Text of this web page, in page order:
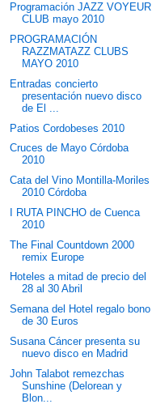
Programación JAZZ VOYEUR
CLUB mayo 2010
PROGRAMACIÓN
RAZZMATAZZ CLUBS
MAYO 2010
Entradas concierto
presentación nuevo disco
de El ...
Patios Cordobeses 2010
Cruces de Mayo Córdoba
2010
Cata del Vino Montilla-Moriles
2010 Córdoba
I RUTA PINCHO de Cuenca
2010
The Final Countdown 2000
remix Europe
Hoteles a mitad de precio del
28 al 30 Abril
Semana del Hotel regalo bono
de 30 Euros
Susana Cáncer presenta su
nuevo disco en Madrid
John Talabot remezchas
Sunshine (Delorean y
Blon...